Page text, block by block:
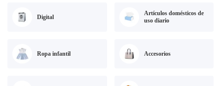
Digital
Artículos domésticos de
uso diario
Ropa infantil Accesorios